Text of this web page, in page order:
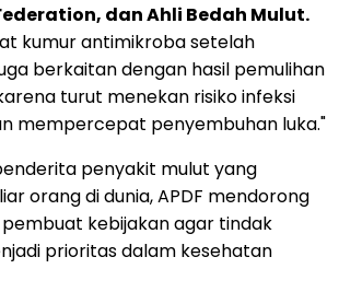
dan Ahli Bedah Mulut.
kumur antimikroba setelah
berkaitan dengan hasil pemulihan
turut menekan risiko infeksi
mempercepat penyembuhan luka."
penyakit mulut yang
orang di dunia, APDF mendorong
kebijakan agar tindak
prioritas dalam kesehatan